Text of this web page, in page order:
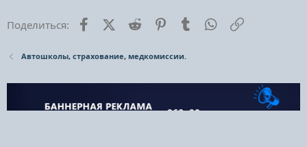
Поделиться: FacebookX (Twitter)
Reddit PinterestTumblr WhatsApp
Автошколы, страхование, медкомиссии.